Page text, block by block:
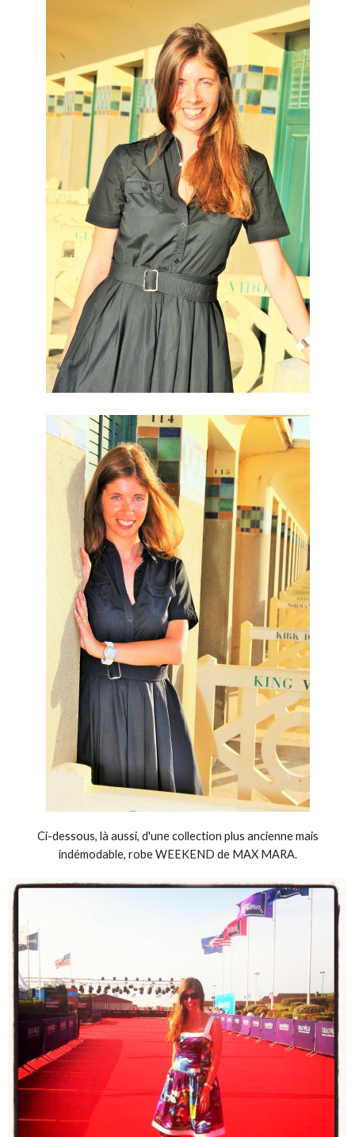
Ci-dessous, là aussi, d'une collection plus ancienne mais
indémodable, robe WEEKEND de MAX MARA.